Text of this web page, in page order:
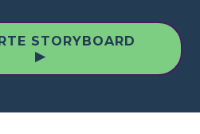
STORYBOARD
▶